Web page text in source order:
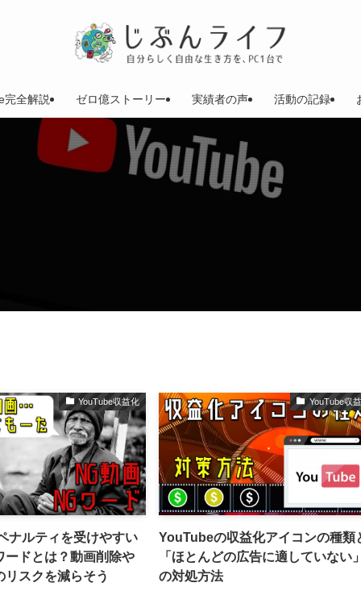
完全解説 ゼロ億ストーリー 実績者の声 活動の記録
YouTube収益化
ナルティを受けやすい
ードとは？動画削除や
リスクを減らそう
YouTube収
YouTubeの収益化アイコンの種類
「ほとんどの広告に適していない」
の対処方法